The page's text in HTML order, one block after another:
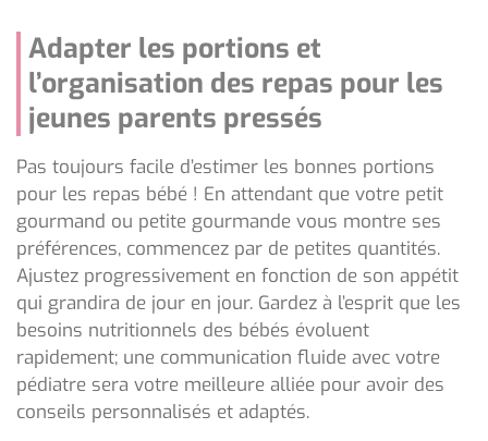
Adapter les portions et
l’organisation des repas pour les
jeunes parents pressés
Pas toujours facile d’estimer les bonnes portions
pour les repas bébé ! En attendant que votre petit
gourmand ou petite gourmande vous montre ses
préférences, commencez par de petites quantités.
Ajustez progressivement en fonction de son appétit
qui grandira de jour en jour. Gardez à l’esprit que les
besoins nutritionnels des bébés évoluent
rapidement; une communication fluide avec votre
pédiatre sera votre meilleure alliée pour avoir des
conseils personnalisés et adaptés.